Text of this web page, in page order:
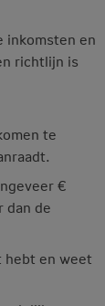
inkomsten en
richtlijn is
te
€
dan de
hebt en weet